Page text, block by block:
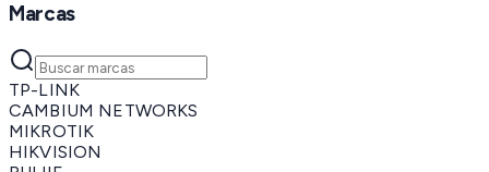
Marcas
TP-LINK
CAMBIUM NETWORKS
MIKROTIK
HIKVISION